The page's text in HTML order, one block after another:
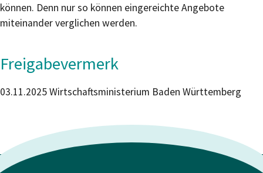
können. Denn nur so können eingereichte Angebote
miteinander verglichen werden.
Freigabevermerk
03.11.2025 Wirtschaftsministerium Baden Württemberg